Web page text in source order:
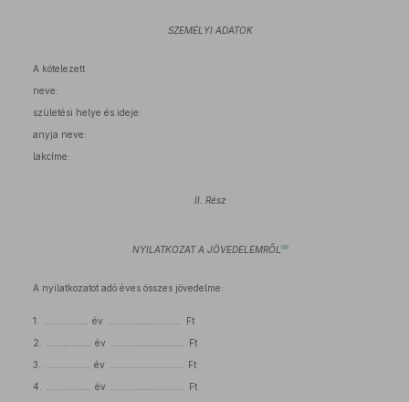
SZEMÉLYI ADATOK
A kötelezett
neve:
születési helye és ideje:
anyja neve:
lakcíme:
II. Rész
NYILATKOZAT A JÖVEDELEMRŐL 68
A nyilatkozatot adó éves összes jövedelme:
1. ................ év ........................... Ft
2. ................ év ........................... Ft
3. ................ év ........................... Ft
4. ................ év ........................... Ft